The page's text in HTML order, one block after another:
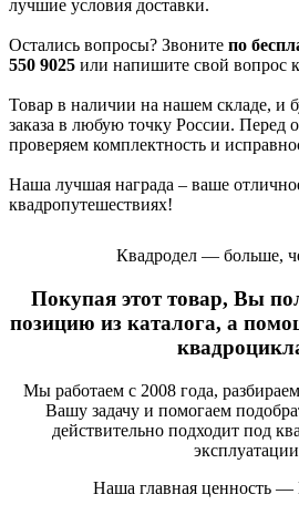
лучшие условия доставки.
Остались вопросы? Звоните по
550 9025 или напишите свой вопрос
Товар в наличии на нашем складе, и
заказа в любую точку России. Перед
проверяем комплектность и
Наша лучшая награда – ваше
квадропутешествиях!
Квадродел — больше,
Покупая этот товар, Вы
позицию из каталога, а
Мы работаем с 2008 года,
Вашу задачу и помогаем
действительно подходит под
Наша главная ценность —